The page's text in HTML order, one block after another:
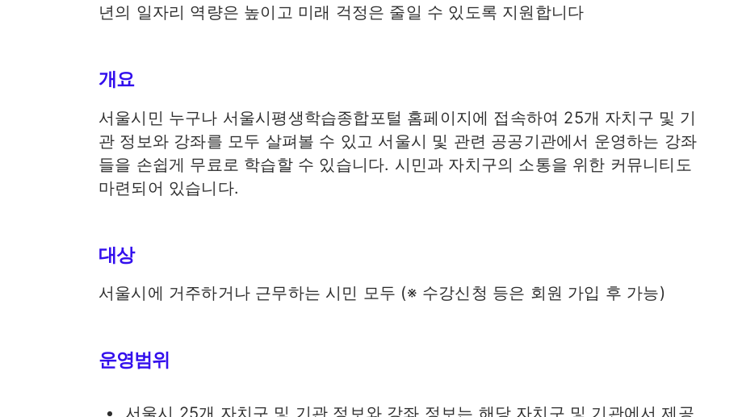
년의 일자리 역량은 높이고 미래 걱정은 줄일 수 있도록 지원합니다
개요
서울시민 누구나 서울시평생학습종합포털 홈페이지에 접속하여 25개 자치구 및 기
관 정보와 강좌를 모두 살펴볼 수 있고 서울시 및 관련 공공기관에서 운영하는 강좌
들을 손쉽게 무료로 학습할 수 있습니다. 시민과 자치구의 소통을 위한 커뮤니티도
마련되어 있습니다.
대상
서울시에 거주하거나 근무하는 시민 모두 (※ 수강신청 등은 회원 가입 후 가능)
운영범위
서울시 25개 자치구 및 기관 정보와 강좌 정보는 해당 자치구 및 기관에서 제공